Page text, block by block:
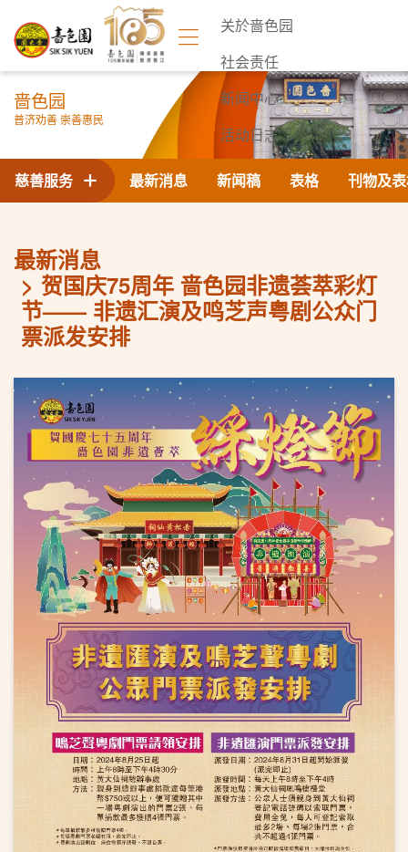
关於啬色园
社会责任
新闻中心
活动日志
联络我们
啬色园
普济劝善 崇善惠民
最新消息 新闻稿 表格 刊物及
慈善服务
最新消息
贺国庆75周年 啬色园非遗荟萃彩灯
节—— 非遗汇演及鸣芝声粤剧公众门
票派发安排